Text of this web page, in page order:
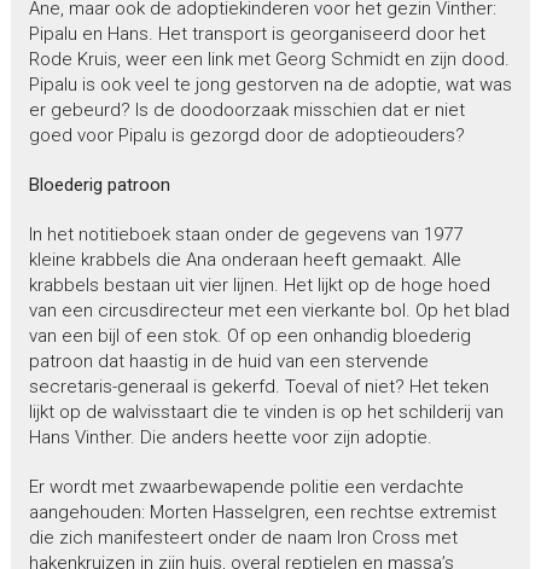
Ane, maar ook de adoptiekinderen voor het gezin Vinther:
Pipalu en Hans. Het transport is georganiseerd door het
Rode Kruis, weer een link met Georg Schmidt en zijn dood.
Pipalu is ook veel te jong gestorven na de adoptie, wat was
er gebeurd? Is de doodoorzaak misschien dat er niet
goed voor Pipalu is gezorgd door de adoptieouders?
Bloederig patroon
In het notitieboek staan onder de gegevens van 1977
kleine krabbels die Ana onderaan heeft gemaakt. Alle
krabbels bestaan uit vier lijnen. Het lijkt op de hoge hoed
van een circusdirecteur met een vierkante bol. Op het blad
van een bijl of een stok. Of op een onhandig bloederig
patroon dat haastig in de huid van een stervende
secretaris-generaal is gekerfd. Toeval of niet? Het teken
lijkt op de walvisstaart die te vinden is op het schilderij van
Hans Vinther. Die anders heette voor zijn adoptie.
Er wordt met zwaarbewapende politie een verdachte
aangehouden: Morten Hasselgren, een rechtse extremist
die zich manifesteert onder de naam Iron Cross met
hakenkruizen in zijn huis, overal reptielen en massa’s